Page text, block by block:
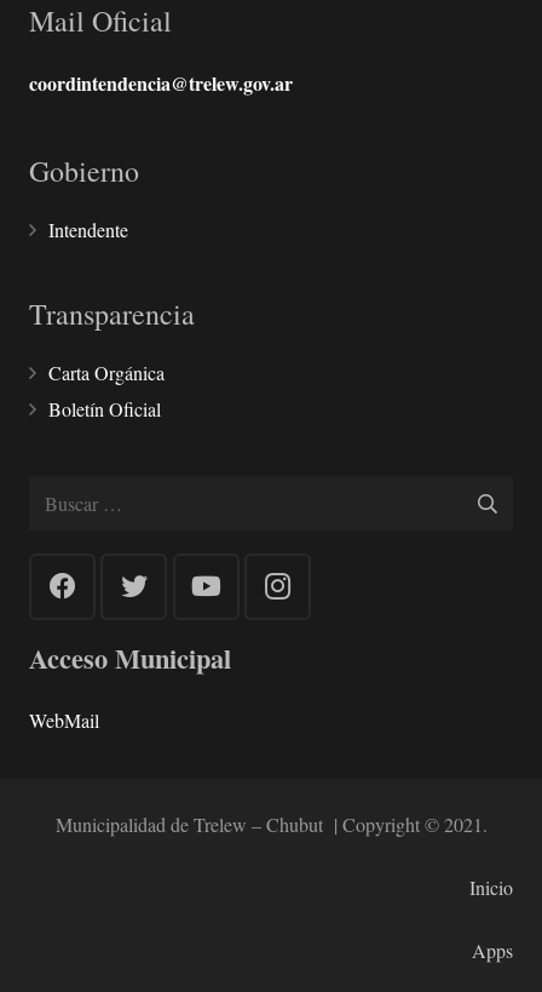
Mail Oficial
coordintendencia@trelew.gov.ar
Gobierno
Intendente
Transparencia
Carta Orgánica
Boletín Oficial
Buscar:
Acceso Municipal
WebMail
Municipalidad de Trelew – Chubut | Copyright © 2021.
Inicio
Apps